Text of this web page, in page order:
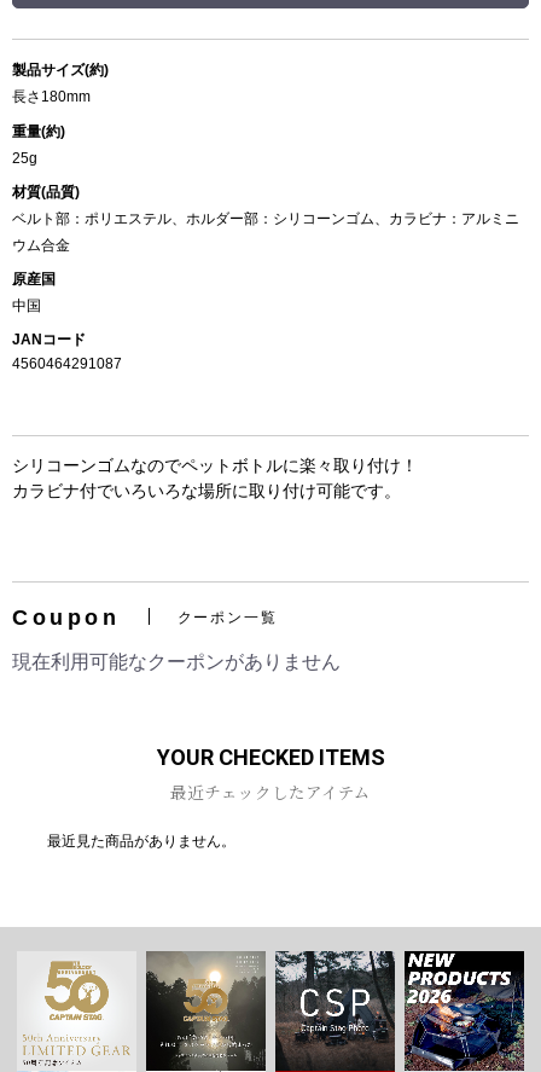
お買い物を続ける カートへ進む
製品サイズ(約)
長さ180mm
重量(約)
25g
材質(品質)
ベルト部：ポリエステル、ホルダー部：シリコーンゴム、カラビナ：アルミニ
ウム合金
原産国
中国
JANコード
4560464291087
シリコーンゴムなのでペットボトルに楽々取り付け！
カラビナ付でいろいろな場所に取り付け可能です。
Coupon クーポン一覧
現在利用可能なクーポンがありません
YOUR CHECKED ITEMS
最近チェックしたアイテム
最近見た商品がありません。